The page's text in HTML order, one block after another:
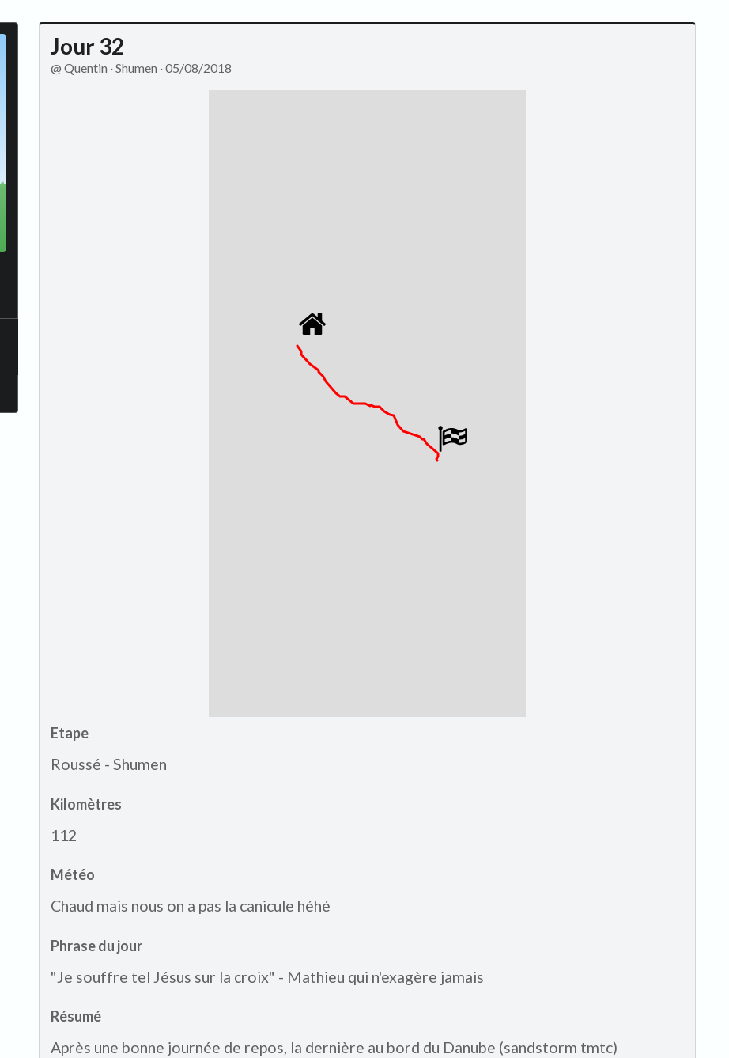
Jour 32
@ Quentin · Shumen · 05/08/2018
Etape
Roussé - Shumen
Kilomètres
112
Météo
Chaud mais nous on a pas la canicule héhé
Phrase du jour
"Je souffre tel Jésus sur la croix" - Mathieu qui n'exagère jamais
Résumé
Après une bonne journée de repos, la dernière au bord du Danube (sandstorm tmtc)